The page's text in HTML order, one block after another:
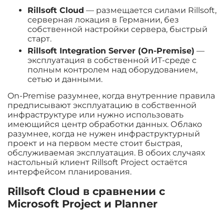
Rillsoft Cloud — размещается силами Rillsoft,
серверная локация в Германии, без
собственной настройки сервера, быстрый
старт.
Rillsoft Integration Server (On-Premise) —
эксплуатация в собственной ИТ-среде с
полным контролем над оборудованием,
сетью и данными.
On-Premise разумнее, когда внутренние правила
предписывают эксплуатацию в собственной
инфраструктуре или нужно использовать
имеющийся центр обработки данных. Облако
разумнее, когда не нужен инфраструктурный
проект и на первом месте стоит быстрая,
обслуживаемая эксплуатация. В обоих случаях
настольный клиент Rillsoft Project остаётся
интерфейсом планирования.
Rillsoft Cloud в сравнении с
Microsoft Project и Planner